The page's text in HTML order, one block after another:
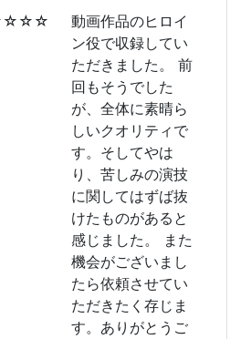
動画作品のヒロイ
ン役で収録してい
ただきました。 前
回もそうでした
が、全体に素晴ら
しいクオリティで
す。そしてやは
り、苦しみの演技
に関してはずば抜
けたものがあると
感じました。 また
機会がございまし
たら依頼させてい
ただきたく存じま
す。ありがとうご